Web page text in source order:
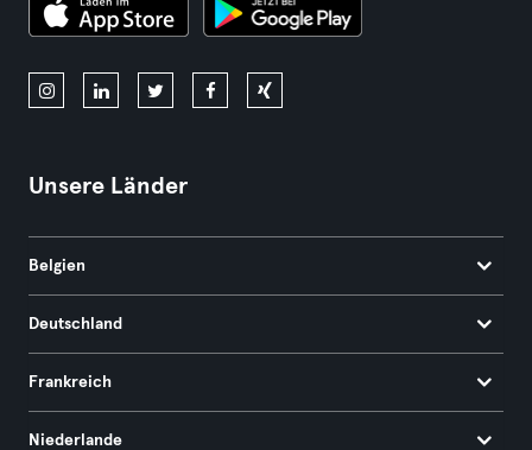
Unsere Länder
Belgien
Deutschland
Frankreich
Niederlande